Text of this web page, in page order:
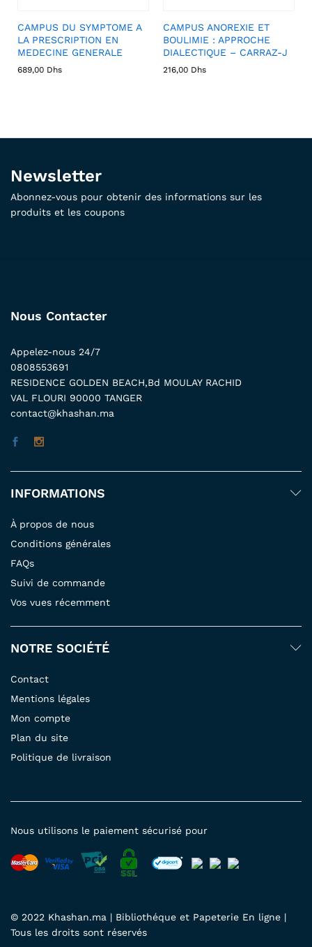
CAMPUS DU SYMPTOME A
LA PRESCRIPTION EN
MEDECINE GENERALE
689,00 Dhs
CAMPUS ANOREXIE ET
BOULIMIE : APPROCHE
DIALECTIQUE – CARRAZ-J
216,00 Dhs
Newsletter
Abonnez-vous pour obtenir des informations sur les
produits et les coupons
Nous Contacter
Appelez-nous 24/7
0808553691
RESIDENCE GOLDEN BEACH,Bd MOULAY RACHID
VAL FLOURI 90000 TANGER
contact@khashan.ma
INFORMATIONS
À propos de nous
Conditions générales
FAQs
Suivi de commande
Vos vues récemment
NOTRE SOCIÉTÉ
Contact
Mentions légales
Mon compte
Plan du site
Politique de livraison
© 2022 Khashan.ma | Bibliothéque et Papeterie En ligne |
Tous les droits sont réservés
Nous utilisons le paiement sécurisé pour